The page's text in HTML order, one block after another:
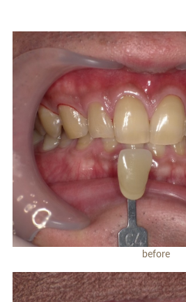
一般歯科
補綴治療
ホワイトニング
before